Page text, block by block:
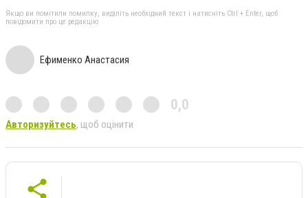
Якщо ви помітили помилку, виділіть необхідний текст і натисніть Ctrl + Enter, щоб
повідомити про це редакцію
Ефименко Анастасия
0,0
Авторизуйтесь, щоб оцінити